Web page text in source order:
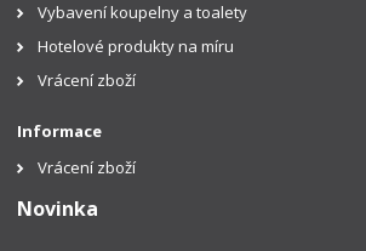
Vybavení koupelny a toalety
Hotelové produkty na míru
Vrácení zboží
Informace
Vrácení zboží
Novinka